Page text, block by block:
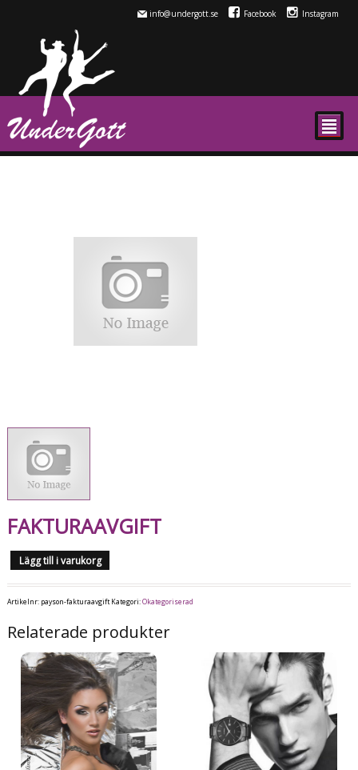
info@undergott.se Facebook Instagram
²
FAKTURAAVGIFT
Lägg till i varukorg
Artikelnr: payson-fakturaavgift Kategori:Okategoriserad
Relaterade produkter